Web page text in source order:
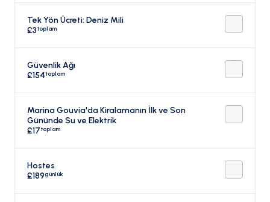
Tek Yön Ücreti: Deniz Mili
£3toplam
Güvenlik Ağı
£154toplam
Marina Gouvia'da Kiralamanın İlk ve Son
Gününde Su ve Elektrik
£17toplam
Hostes
£189günlük